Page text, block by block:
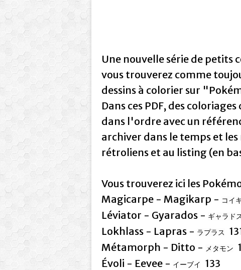
Une nouvelle série de petits
vous trouverez comme
dessins à colorier sur
Dans ces PDF, des
dans l'ordre avec un
archiver dans le temps et
rétroliens et au listing (en
Vous trouverez ici les
Magicarpe - Magikarp - コイ
Léviator - Gyarados - ギャラド
Lokhlass - Lapras - ラプラス
Métamorph - Ditto -
メタモン
Évoli - Eevee - イーブイ
133